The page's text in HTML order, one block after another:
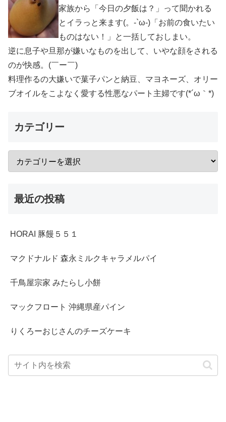
家族から「今日の夕飯は？」って聞かれる
とイラっと来ます(。-`ω-)「お前の食いたい
ものはない！」と一括しておしまい。
逆に息子や旦那が嫌いなものを出して、いやな顔をされる
のが快感。(￣ー￣)
料理作るの大嫌いで菓子パンと納豆、マヨネーズ、オリー
ブオイルをこよなく愛する性悪なパート主婦です(*´ω｀*)
カテゴリー
最近の投稿
HORAI 豚饅５５１
マクドナルド 森永ミルクキャラメルパイ
千鳥屋宗家 みたらし小餅
マックフロート 沖縄県産パイン
りくろーおじさんのチーズケーキ